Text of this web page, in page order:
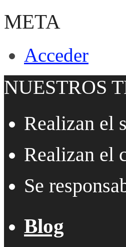
META
Acceder
NUESTROS
Realizan el
Realizan el
Se
Blog